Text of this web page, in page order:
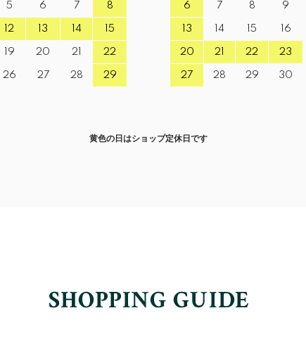
5 6 7 8
12 13 14 15
19 20 21 22
26 27 28 29
6 7 8 9
13 14 15 16
20 21 22 23
27 28 29 30
黄色の日はショップ定休日です